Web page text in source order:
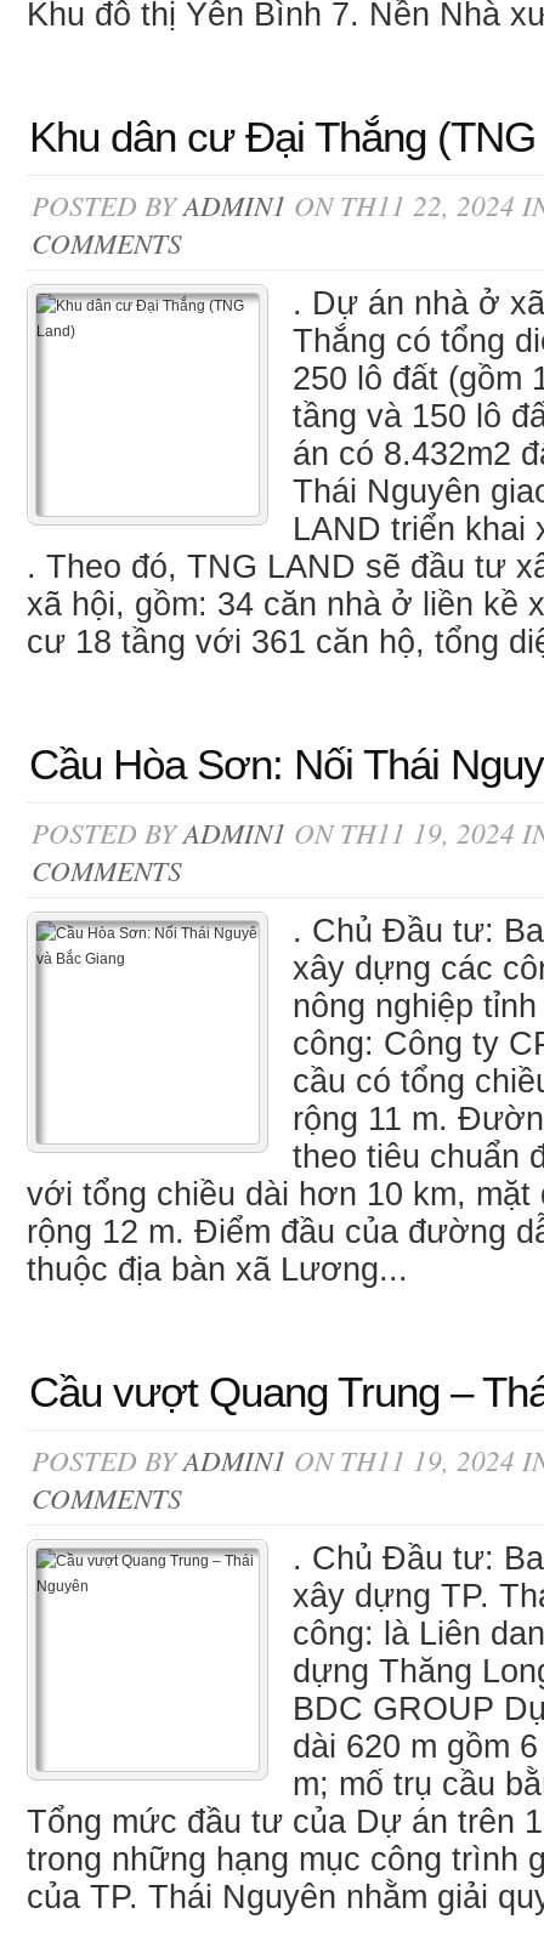
Khu đô thị Yên Bình 7. Nền Nhà
Khu dân cư Đại Thắng
POSTED BYADMIN1 ON TH11 22, 2024
COMMENTS
. Dự án nhà ở
Thắng có tổng
250 lô đất (gồm
tầng và 150 lô
án có 8.432m2
Thái Nguyên
LAND triển khai
. Theo đó, TNG LAND sẽ đầu tư
xã hội, gồm: 34 căn nhà ở liền kề
cư 18 tầng với 361 căn hộ, tổng
Cầu Hòa Sơn: Nối Thái
POSTED BYADMIN1 ON TH11 19, 2024
COMMENTS
. Chủ Đầu tư:
xây dựng các
nông nghiệp
công: Công ty
cầu có tổng
rộng 11 m.
theo tiêu chuẩn
với tổng chiều dài hơn 10 km,
rộng 12 m. Điểm đầu của đường
thuộc địa bàn xã Lương...
Cầu vượt Quang Trung –
POSTED BYADMIN1 ON TH11 19, 2024
COMMENTS
. Chủ Đầu tư:
xây dựng TP.
công: là Liên
dựng Thăng
BDC GROUP
dài 620 m gồm
m; mố trụ cầu
Tổng mức đầu tư của Dự án trên
trong những hạng mục công trình
của TP. Thái Nguyên nhằm giải